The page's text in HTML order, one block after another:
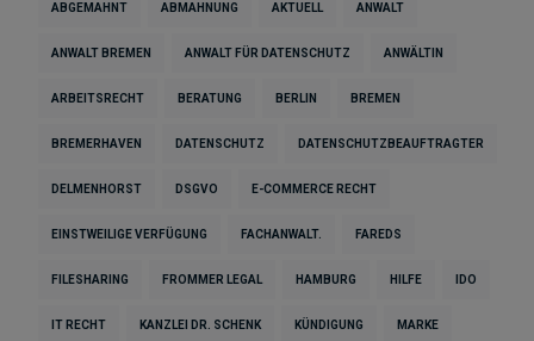
ABGEMAHNT ABMAHNUNG AKTUELL ANWALT
ANWALT BREMEN ANWALT FÜR DATENSCHUTZ ANWÄLTIN
ARBEITSRECHT BERATUNG BERLIN BREMEN
BREMERHAVEN DATENSCHUTZ DATENSCHUTZBEAUFTRAGTER
DELMENHORST DSGVO E-COMMERCE RECHT
EINSTWEILIGE VERFÜGUNG FACHANWALT. FAREDS
FILESHARING FROMMER LEGAL HAMBURG HILFE IDO
IT RECHT KANZLEI DR. SCHENK KÜNDIGUNG MARKE